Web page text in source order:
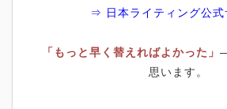
⇒ 日本ライティング公式
「もっと早く替えればよかった」
思います。